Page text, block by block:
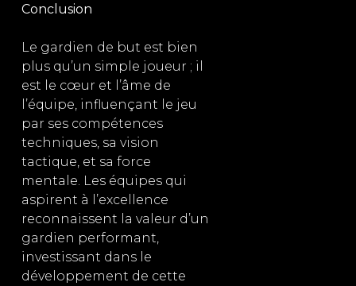
Conclusion
Le gardien de but est bien
plus qu’un simple joueur ; il
est le cœur et l’âme de
l’équipe, influençant le jeu
par ses compétences
techniques, sa vision
tactique, et sa force
mentale. Les équipes qui
aspirent à l’excellence
reconnaissent la valeur d’un
gardien performant,
investissant dans le
développement de cette